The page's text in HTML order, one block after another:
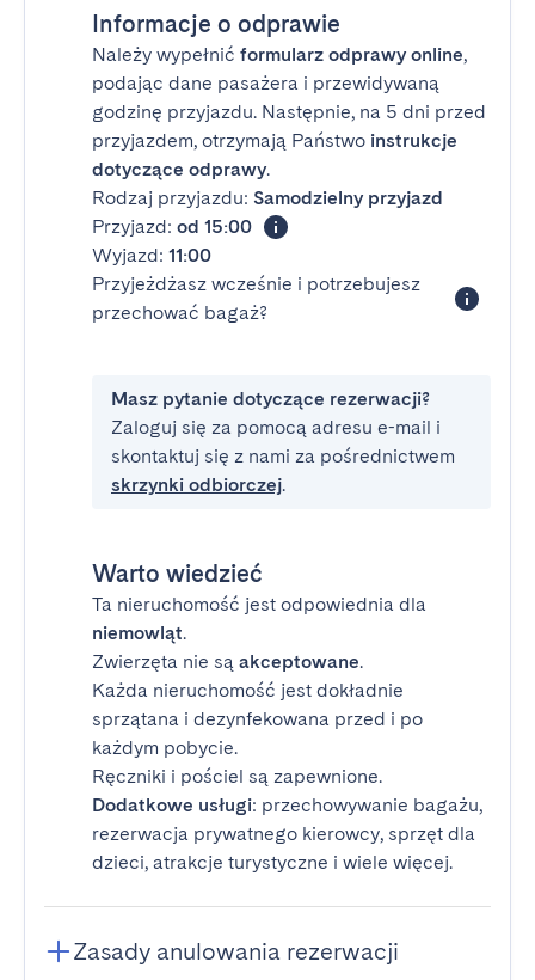
Informacje o odprawie
Należy wypełnić formularz odprawy online,
podając dane pasażera i przewidywaną
godzinę przyjazdu. Następnie, na 5 dni przed
przyjazdem, otrzymają Państwo instrukcje
dotyczące odprawy.
Rodzaj przyjazdu: Samodzielny przyjazd
Przyjazd: od 15:00
Wyjazd: 11:00
Przyjeżdżasz wcześnie i potrzebujesz
przechować bagaż?
Masz pytanie dotyczące rezerwacji?
Zaloguj się za pomocą adresu e-mail i
skontaktuj się z nami za pośrednictwem
skrzynki odbiorczej.
Warto wiedzieć
Ta nieruchomość jest odpowiednia dla
niemowląt.
Zwierzęta nie są akceptowane.
Każda nieruchomość jest dokładnie
sprzątana i dezynfekowana przed i po
każdym pobycie.
Ręczniki i pościel są zapewnione.
Dodatkowe usługi: przechowywanie bagażu,
rezerwacja prywatnego kierowcy, sprzęt dla
dzieci, atrakcje turystyczne i wiele więcej.
Zasady anulowania rezerwacji